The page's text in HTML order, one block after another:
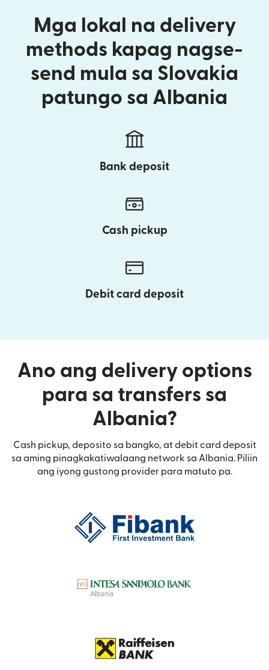
Mga lokal na delivery
methods kapag nagse-
send mula sa Slovakia
patungo sa Albania
Bank deposit
Cash pickup
Debit card deposit
Ano ang delivery options
para sa transfers sa
Albania?
Cash pickup, deposito sa bangko, at debit card deposit
sa aming pinagkakatiwalaang network sa Albania. Piliin
ang iyong gustong provider para matuto pa.